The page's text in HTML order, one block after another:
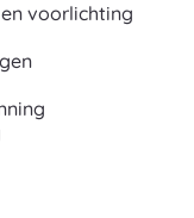
voorlichting